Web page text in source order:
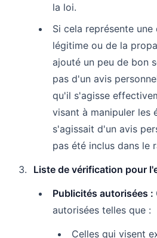
la loi.
Si cela représente
légitime ou de la
ajouté un peu de bon
pas d'un avis
qu'il s'agisse
visant à manipuler les
s'agissait d'un avis
pas été inclus dans le
Liste de vérification pour
Publicités autorisées :
autorisées telles que :
Celles qui visent